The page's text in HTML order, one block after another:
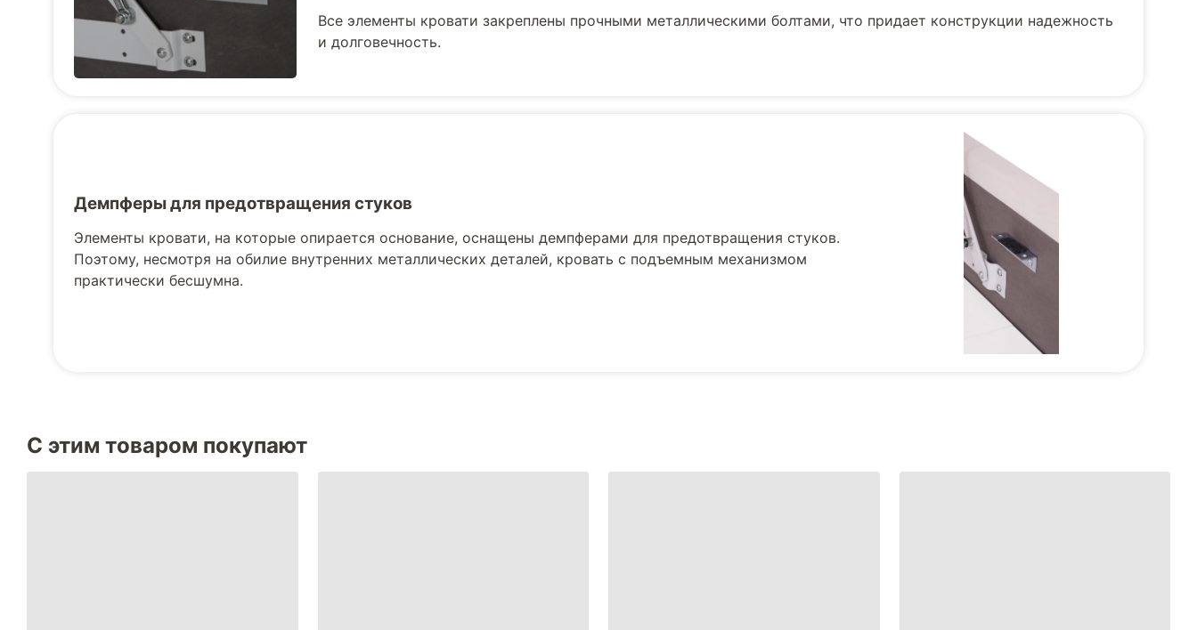
Все элементы кровати закреплены прочными металлическими болтами, что придает конструкции надежность
и долговечность.
Демпферы для предотвращения стуков
Элементы кровати, на которые опирается основание, оснащены демпферами для предотвращения стуков.
Поэтому, несмотря на обилие внутренних металлических деталей, кровать с подъемным механизмом
практически бесшумна.
С этим товаром покупают